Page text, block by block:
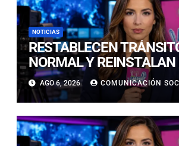
NOTICIAS
RESTABLECEN
NORMAL Y REINSTALAN
“PARE” TRAS AVANCE
EN CALLE LUIS FLORES
PRADO
AGO 6, 2026 COMUNICACIÓN